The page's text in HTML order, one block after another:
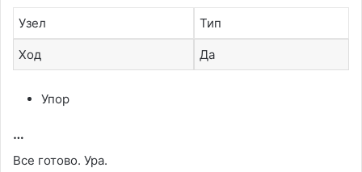
Узел Тип
Ход Да
Упор
…
Все готово. Ура.